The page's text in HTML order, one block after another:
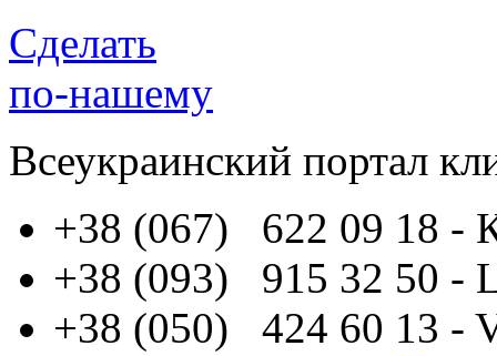
Сделать
по-нашему
Всеукраинский портал
+38 (067) 622 09 18 -
+38 (093) 915 32 50 -
+38 (050) 424 60 13 -